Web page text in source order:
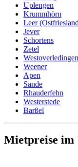
Uplengen
Krummhörn
Leer
Jever
Schortens
Zetel
Westoverledingen
Weener
Apen
Sande
Rhauderfehn
Westerstede
Barßel
Mietpreise im